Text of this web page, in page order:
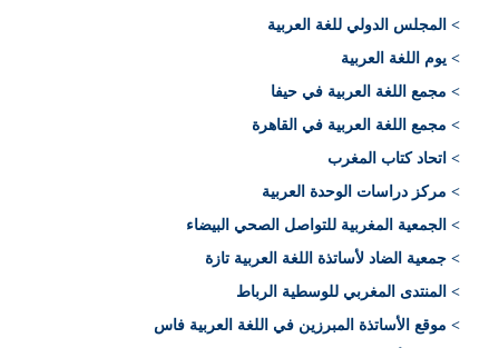
> المجلس الدولي للغة العربية
> يوم اللغة العربية
> مجمع اللغة العربية في حيفا
> مجمع اللغة العربية في القاهرة
> اتحاد كتاب المغرب
> مركز دراسات الوحدة العربية
> الجمعية المغربية للتواصل الصحي البيضاء
> جمعية الضاد لأساتذة اللغة العربية تازة
> المنتدى المغربي للوسطية الرباط
> موقع الأساتذة المبرزين في اللغة العربية فاس